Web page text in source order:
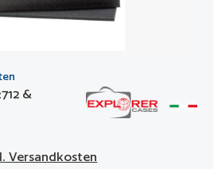
von 0 von 5 Sternen
&
Versandkosten